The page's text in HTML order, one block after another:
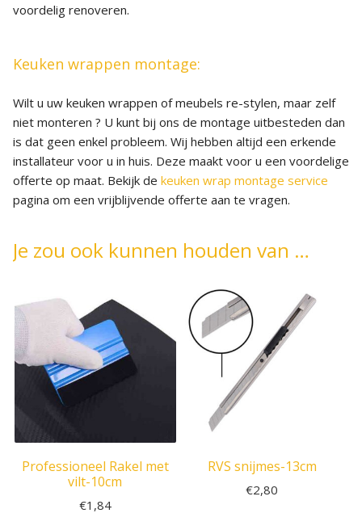
voordelig renoveren.
Keuken wrappen montage:
Wilt u uw keuken wrappen of meubels re-stylen, maar zelf
niet monteren ? U kunt bij ons de montage uitbesteden dan
is dat geen enkel probleem. Wij hebben altijd een erkende
installateur voor u in huis. Deze maakt voor u een voordelige
offerte op maat. Bekijk de keuken wrap montage service
pagina om een vrijblijvende offerte aan te vragen.
Je zou ook kunnen houden van …
Professioneel Rakel met
vilt-10cm
€1,84
RVS snijmes-13cm
€2,80